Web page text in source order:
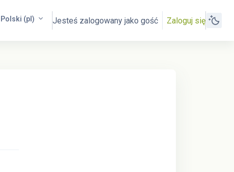
Polski ‎(pl)‎ Jesteś zalogowany jako gość Zaloguj się